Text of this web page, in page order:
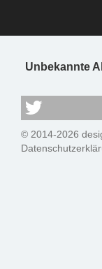
Unbekannte
© 2014-2026